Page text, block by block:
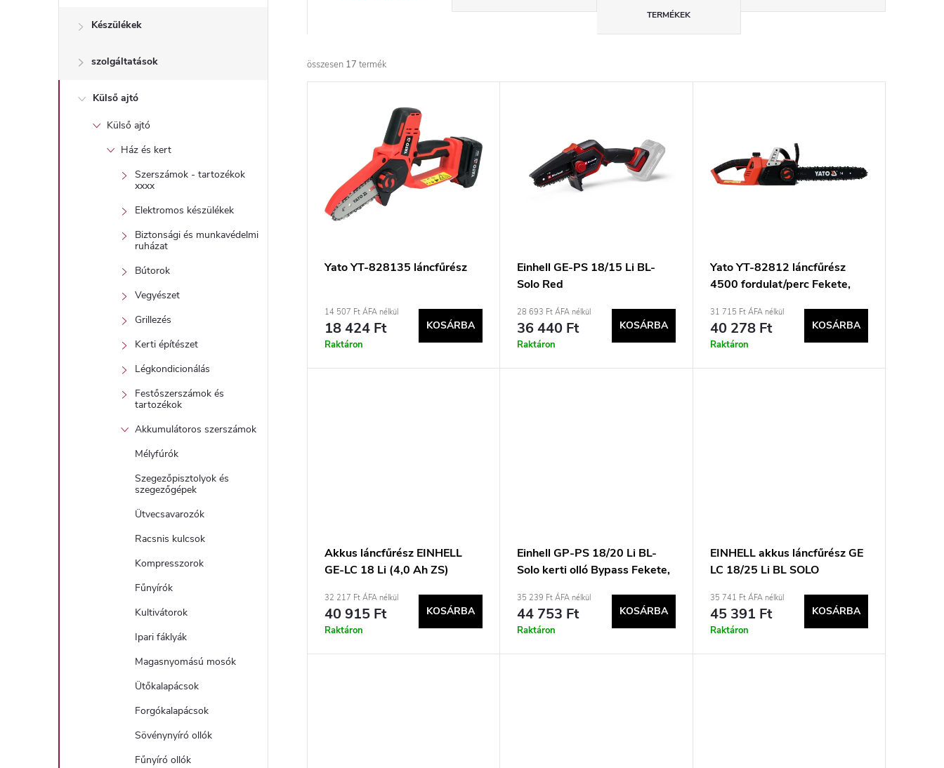
Készülékek
szolgáltatások
Külső ajtó
Külső ajtó
Ház és kert
Szerszámok - tartozékok
xxxx
Elektromos készülékek
Biztonsági és munkavédelmi
ruházat
Bútorok
Vegyészet
Grillezés
Kerti építészet
Légkondicionálás
Festőszerszámok és
tartozékok
Akkumulátoros szerszámok
Mélyfúrók
Szegezőpisztolyok és
szegezőgépek
Ütvecsavarozók
Racsnis kulcsok
Kompresszorok
Fűnyírók
Kultivátorok
Ipari fáklyák
Magasnyomású mosók
Ütőkalapácsok
Forgókalapácsok
Sövénynyíró ollók
Fűnyíró ollók
e
r
m
d
TERMÉKEK
összesen 17 termék
m
l
Yato YT-828135 láncfűrész
14 507 Ft ÁFA nélkül
18 424 Ft
Raktáron
KOSÁRBA
Einhell GE-PS 18/15 Li BL-
Solo Red
28 693 Ft ÁFA nélkül
36 440 Ft
Raktáron
KOSÁRBA
Yato YT-82812 láncfűrész
4500 fordulat/perc Fekete,
31 715 Ft ÁFA nélkül
40 278 Ft
Raktáron
KOSÁRBA
Akkus láncfűrész EINHELL
GE-LC 18 Li (4,0 Ah ZS)
32 217 Ft ÁFA nélkül
40 915 Ft
Raktáron
KOSÁRBA
Einhell GP-PS 18/20 Li BL-
Solo kerti olló Bypass Fekete,
35 239 Ft ÁFA nélkül
44 753 Ft
Raktáron
KOSÁRBA
EINHELL akkus láncfűrész GE
LC 18/25 Li BL SOLO
35 741 Ft ÁFA nélkül
45 391 Ft
Raktáron
KOSÁRBA